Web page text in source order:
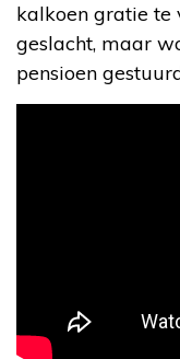
kalkoen gratie te
geslacht, maar
pensioen